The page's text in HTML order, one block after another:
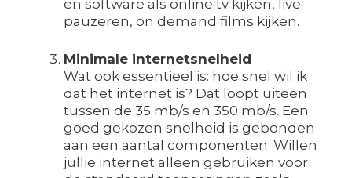
en software als online tv kijken, live
pauzeren, on demand films kijken.
Minimale internetsnelheid
Wat ook essentieel is: hoe snel wil ik
dat het internet is? Dat loopt uiteen
tussen de 35 mb/s en 350 mb/s. Een
goed gekozen snelheid is gebonden
aan een aantal componenten. Willen
jullie internet alleen gebruiken voor